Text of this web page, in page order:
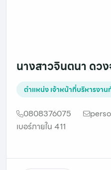
นางสาวจินตนา ดว
ตำแหน่งเจ้าหน้าที่บริหารงาน
0808376075
เบอร์ภายใน 411